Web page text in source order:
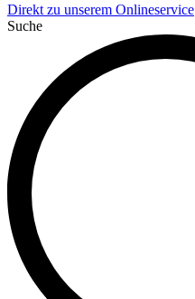
Direkt zu unserem Onlineservice
Suche